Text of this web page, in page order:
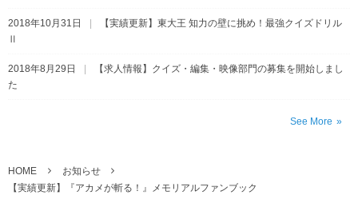
2018年10月31日
【実績更新】東大王 知力の壁に挑め！最強クイズドリル
Ⅱ
2018年8月29日
【求人情報】クイズ・編集・映像部門の募集を開始しまし
た
See More
HOME
お知らせ
【実績更新】『アカメが斬る！』メモリアルファンブック